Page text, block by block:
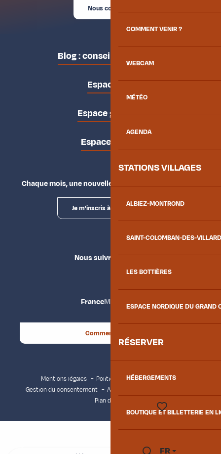
COMMENT VENIR ?
WEBCAM
MÉTÉO
AGENDA
STATIONS VILLAGES
ALBIEZ-MONTROND
SAINT-COLOMBAN-DES-
LES BOTTIÈRES
ESPACE NORDIQUE DU GRAND
RÉSERVER
HÉBERGEMENTS
BOUTIQUE ET BILLETTERIE EN
FR
Nous contacter
Blog : conseils des locaux
Espace pro
Espace groupes
Espace presse
Chaque mois, une nouvelle façon d'explorer la vallée.
Je m'inscris à la newsletter
Nous suivre
FranceMaurienne
Comment venir ?
Mentions légales
Politique de confidentialité
Gestion du consentement
Accessibilité : non conforme
Plan du site